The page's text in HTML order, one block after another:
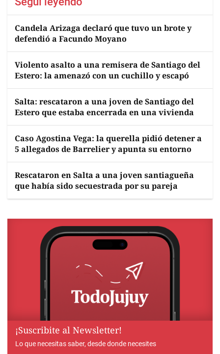
Candela Arizaga declaró que tuvo un brote y
defendió a Facundo Moyano
Violento asalto a una remisera de Santiago del
Estero: la amenazó con un cuchillo y escapó
Salta: rescataron a una joven de Santiago del
Estero que estaba encerrada en una vivienda
Caso Agostina Vega: la querella pidió detener a
5 allegados de Barrelier y apunta su entorno
Rescataron en Salta a una joven santiagueña
que había sido secuestrada por su pareja
¡Suscribite al Newsletter!
Lo que necesitas saber, desde donde necesites